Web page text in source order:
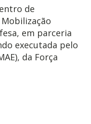
de
em parceria
executada pelo
da Força